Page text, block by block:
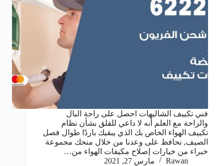
فني تكييف الشاليهات احصل على راحة البال
والراحة مع العلم أنه لا داعي للقلق بشأن نظام
تكييف الهواء الخاص بك الذي يبقيك باردًا طوال فصل
الصيف, نحافظ على وعدنا من خلال منحك مجموعة
خبراء من خيارات إصلاح مكيفات الهواء من…
Rawan
مارس 27, 2021